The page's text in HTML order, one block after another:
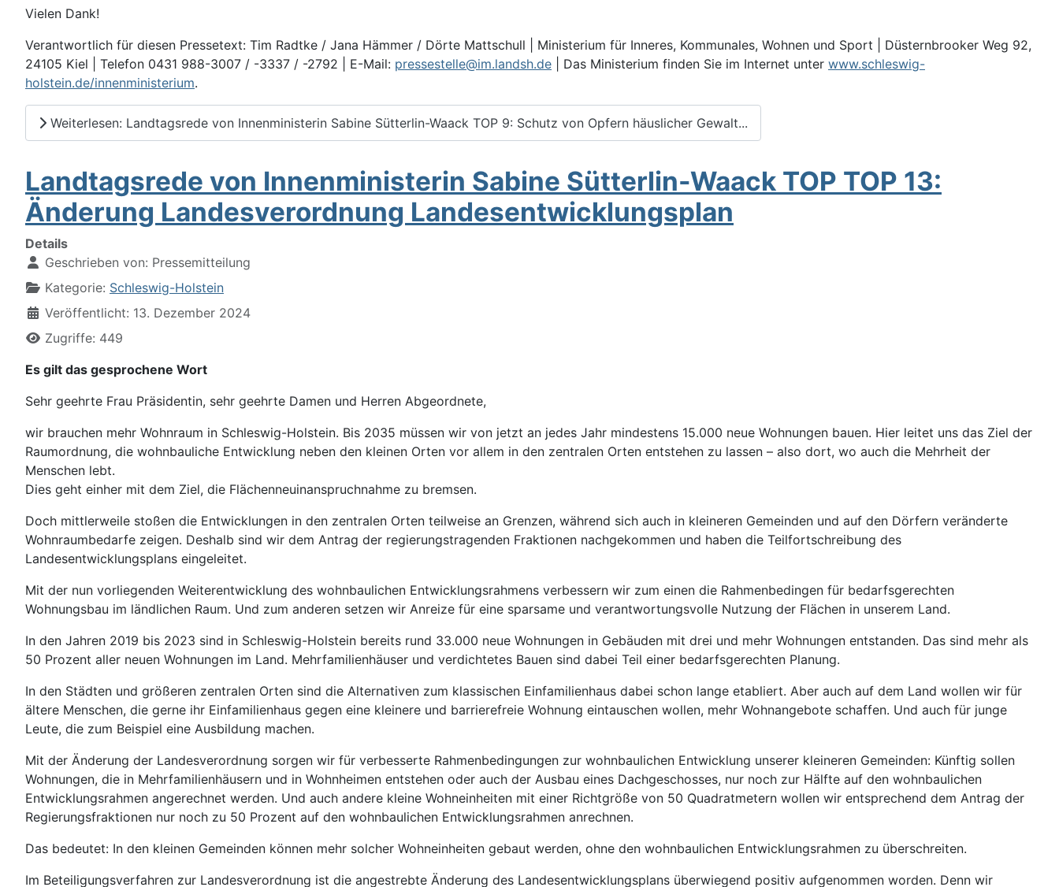
Vielen Dank!
Verantwortlich für diesen Pressetext: Tim Radtke / Jana Hämmer / Dörte Mattschull | Ministerium für Inneres, Kommunales, Wohnen und Sport | Düsternbrooker Weg 92,
24105 Kiel | Telefon 0431 988-3007 / -3337 / -2792 | E-Mail: pressestelle@im.landsh.de | Das Ministerium finden Sie im Internet unter www.schleswig-
holstein.de/innenministerium.
Weiterlesen: Landtagsrede von Innenministerin Sabine Sütterlin-Waack TOP 9: Schutz von Opfern häuslicher Gewalt...
Landtagsrede von Innenministerin Sabine Sütterlin-Waack TOP TOP 13:
Änderung Landesverordnung Landesentwicklungsplan
Details
Geschrieben von: Pressemitteilung
Kategorie: Schleswig-Holstein
Veröffentlicht: 13. Dezember 2024
Zugriffe: 449
Es gilt das gesprochene Wort
Sehr geehrte Frau Präsidentin, sehr geehrte Damen und Herren Abgeordnete,
wir brauchen mehr Wohnraum in Schleswig-Holstein. Bis 2035 müssen wir von jetzt an jedes Jahr mindestens 15.000 neue Wohnungen bauen. Hier leitet uns das Ziel der
Raumordnung, die wohnbauliche Entwicklung neben den kleinen Orten vor allem in den zentralen Orten entstehen zu lassen – also dort, wo auch die Mehrheit der
Menschen lebt.
Dies geht einher mit dem Ziel, die Flächenneuinanspruchnahme zu bremsen.
Doch mittlerweile stoßen die Entwicklungen in den zentralen Orten teilweise an Grenzen, während sich auch in kleineren Gemeinden und auf den Dörfern veränderte
Wohnraumbedarfe zeigen. Deshalb sind wir dem Antrag der regierungstragenden Fraktionen nachgekommen und haben die Teilfortschreibung des
Landesentwicklungsplans eingeleitet.
Mit der nun vorliegenden Weiterentwicklung des wohnbaulichen Entwicklungsrahmens verbessern wir zum einen die Rahmenbedingen für bedarfsgerechten
Wohnungsbau im ländlichen Raum. Und zum anderen setzen wir Anreize für eine sparsame und verantwortungsvolle Nutzung der Flächen in unserem Land.
In den Jahren 2019 bis 2023 sind in Schleswig-Holstein bereits rund 33.000 neue Wohnungen in Gebäuden mit drei und mehr Wohnungen entstanden. Das sind mehr als
50 Prozent aller neuen Wohnungen im Land. Mehrfamilienhäuser und verdichtetes Bauen sind dabei Teil einer bedarfsgerechten Planung.
In den Städten und größeren zentralen Orten sind die Alternativen zum klassischen Einfamilienhaus dabei schon lange etabliert. Aber auch auf dem Land wollen wir für
ältere Menschen, die gerne ihr Einfamilienhaus gegen eine kleinere und barrierefreie Wohnung eintauschen wollen, mehr Wohnangebote schaffen. Und auch für junge
Leute, die zum Beispiel eine Ausbildung machen.
Mit der Änderung der Landesverordnung sorgen wir für verbesserte Rahmenbedingungen zur wohnbaulichen Entwicklung unserer kleineren Gemeinden: Künftig sollen
Wohnungen, die in Mehrfamilienhäusern und in Wohnheimen entstehen oder auch der Ausbau eines Dachgeschosses, nur noch zur Hälfte auf den wohnbaulichen
Entwicklungsrahmen angerechnet werden. Und auch andere kleine Wohneinheiten mit einer Richtgröße von 50 Quadratmetern wollen wir entsprechend dem Antrag der
Regierungsfraktionen nur noch zu 50 Prozent auf den wohnbaulichen Entwicklungsrahmen anrechnen.
Das bedeutet: In den kleinen Gemeinden können mehr solcher Wohneinheiten gebaut werden, ohne den wohnbaulichen Entwicklungsrahmen zu überschreiten.
Im Beteiligungsverfahren zur Landesverordnung ist die angestrebte Änderung des Landesentwicklungsplans überwiegend positiv aufgenommen worden. Denn wir